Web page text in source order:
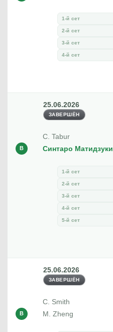
1-й сет
2-й сет
3-й сет
4-й сет
25.06.2026
ЗАВЕРШЁН
C. Tabur
В Синтаро Матидзуки
1-й сет
2-й сет
3-й сет
4-й сет
5-й сет
25.06.2026
ЗАВЕРШЁН
C. Smith
В M. Zheng